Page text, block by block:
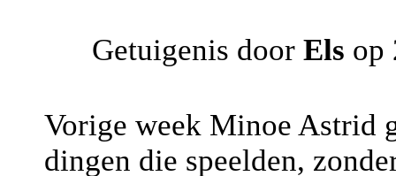
Getuigenis door Els op
Vorige week Minoe Astrid
dingen die speelden,